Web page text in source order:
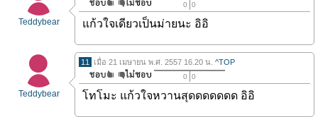
Teddybear
0 0
แก้วใจเดียวเป็นม่ายนะ อิอิ
Teddybear
11 เมื่อ 21 เมษายน พ.ศ. 2557 16.20 น. ^TOP
0 0
โทโมะ แก้วใจหวานสุดดดดดดด อิอิ